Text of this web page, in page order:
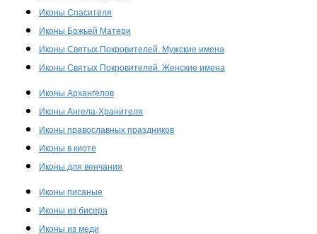
Иконы Спасителя
Иконы Божьей Матери
Иконы Святых Покровителей. Мужские имена
Иконы Святых Покровителей. Женские имена
Иконы Архангелов
Иконы Ангела-Хранителя
Иконы православных праздников
Иконы в киоте
Иконы для венчания
Иконы писаные
Иконы из бисера
Иконы из меди